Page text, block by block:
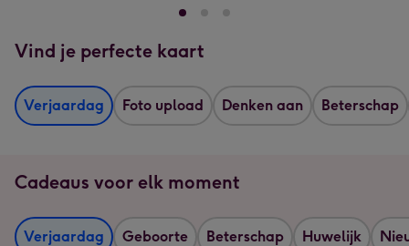
Vind je perfecte kaart
Verjaardag Foto upload Denken aan Beterschap
Cadeaus voor elk moment
Verjaardag Geboorte Beterschap Huwelijk